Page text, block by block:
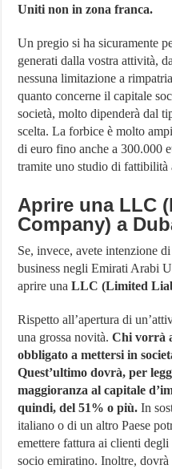
Uniti non in zona franca.
Un pregio si ha sicuramente
generati dalla vostra attività,
nessuna limitazione a
quanto concerne il capitale
società, molto dipenderà dal
scelta. La forbice è molto
di euro fino anche a 300.000
tramite uno studio di fattibilità
Aprire una LLC
Company) a
Se, invece, avete intenzione
business negli Emirati Arabi
aprire unaLLC (Limited
Rispetto all’apertura di
una grossa novità.Chi vorrà
obbligato a mettersi in
Quest’ultimo dovrà, per
maggioranza al capitale
quindi, del 51% o più. In
italiano o di un altro Paese
emettere fattura ai clienti
socio emiratino. Inoltre,